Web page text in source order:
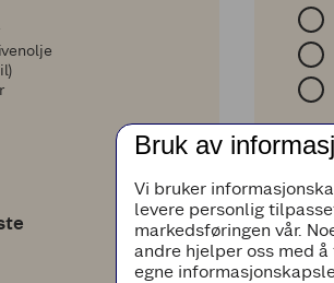
Bruk av
Vi bruker
levere personlig
markedsføringen vår.
andre hjelper oss med
egne